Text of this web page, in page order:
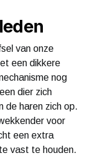
van onze
een dikkere
nog
dier zich
de haren zich op.
voor
een extra
vast te houden.